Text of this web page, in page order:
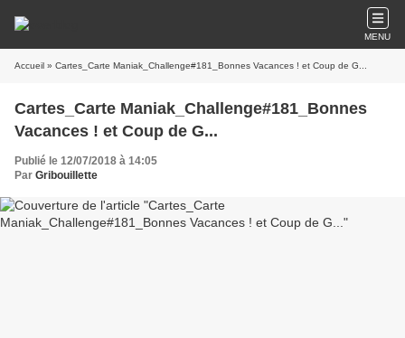
MENU
Accueil » Cartes_Carte Maniak_Challenge#181_Bonnes Vacances ! et Coup de G...
Cartes_Carte Maniak_Challenge#181_Bonnes
Vacances ! et Coup de G...
Publié le 12/07/2018 à 14:05
Par Gribouillette